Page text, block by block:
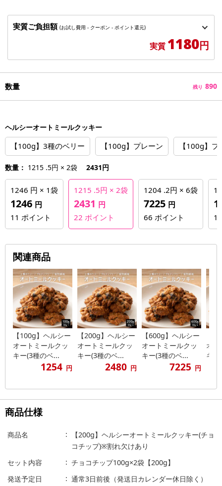
実質ご負担額 (お試し費用 - クーポン - ポイント還元)
実質 1180円
数量 残り 890
ヘルシーオートミールクッキー
【100g】3種のベリー 【100g】プレーン 【100g】
数量： 1215 .5円 × 2袋 2431円
1246 円 × 1袋
1246 円
11 ポイント
1215 .5円 × 2袋
2431 円
22 ポイント
1204 .2円 × 6袋
7225 円
66 ポイント
関連商品
【100g】ヘルシー
オートミールクッ
キー(3種のベ...
1254 円
【200g】ヘルシー
オートミールクッ
キー(3種のベ...
2480 円
【600g】ヘルシー
オートミールクッ
キー(3種のベ...
7225 円
オ
キ
商品仕様
商品名
【200g】ヘルシーオートミールクッキー(チョ
コチップ)※割れ欠けあり
セット内容
チョコチップ100g×2袋【200g】
発送予定日
通常3日前後（発送日カレンダー休日除く）